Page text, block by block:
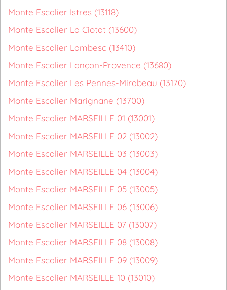
Monte Escalier Istres (13118)
Monte Escalier La Ciotat (13600)
Monte Escalier Lambesc (13410)
Monte Escalier Lançon-Provence (13680)
Monte Escalier Les Pennes-Mirabeau (13170)
Monte Escalier Marignane (13700)
Monte Escalier MARSEILLE 01 (13001)
Monte Escalier MARSEILLE 02 (13002)
Monte Escalier MARSEILLE 03 (13003)
Monte Escalier MARSEILLE 04 (13004)
Monte Escalier MARSEILLE 05 (13005)
Monte Escalier MARSEILLE 06 (13006)
Monte Escalier MARSEILLE 07 (13007)
Monte Escalier MARSEILLE 08 (13008)
Monte Escalier MARSEILLE 09 (13009)
Monte Escalier MARSEILLE 10 (13010)